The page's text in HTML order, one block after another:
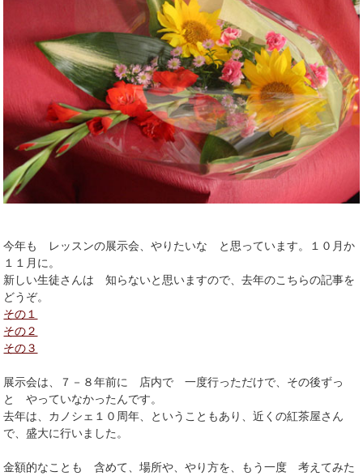
今年も レッスンの展示会、やりたいな と思っています。１０月か
１１月に。
新しい生徒さんは 知らないと思いますので、去年のこちらの記事を
どうぞ。
その１
その２
その３
展示会は、７－８年前に 店内で 一度行っただけで、その後ずっ
と やっていなかったんです。
去年は、カノシェ１０周年、ということもあり、近くの紅茶屋さん
で、盛大に行いました。
金額的なことも 含めて、場所や、やり方を、もう一度 考えてみた